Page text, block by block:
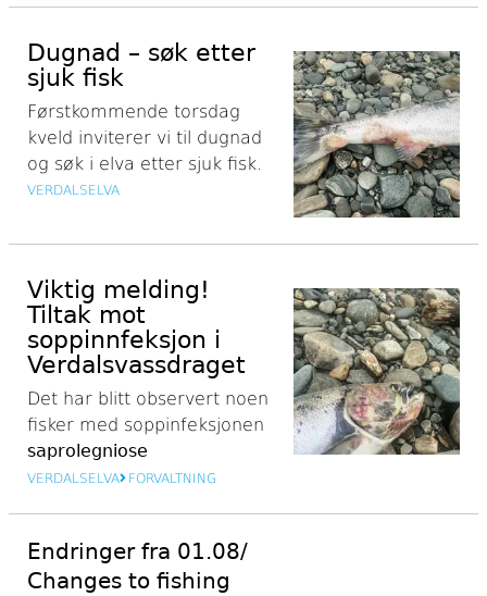
Dugnad – søk etter
sjuk fisk
Førstkommende torsdag
kveld inviterer vi til dugnad
og søk i elva etter sjuk fisk.
VERDALSELVA
Viktig melding!
Tiltak mot
soppinnfeksjon i
Verdalsvassdraget
Det har blitt observert noen
fisker med soppinfeksjonen
saprolegniose
VERDALSELVA FORVALTNING
Endringer fra 01.08/
Changes to fishing